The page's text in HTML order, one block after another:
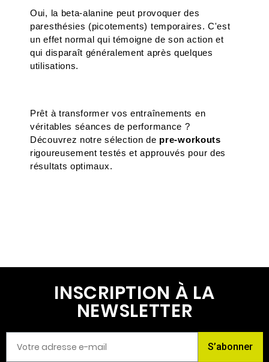
Oui, la beta-alanine peut provoquer des
paresthésies (picotements) temporaires. C'est
un effet normal qui témoigne de son action et
qui disparaît généralement après quelques
utilisations.
Prêt à transformer vos entraînements en
véritables séances de performance ?
Découvrez notre sélection de pre-workouts
rigoureusement testés et approuvés pour des
résultats optimaux.
INSCRIPTION À LA
NEWSLETTER
S’abonner